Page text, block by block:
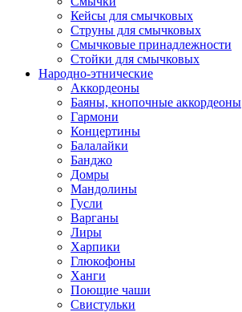
Кейсы для смычковых
Струны для смычковых
Смычковые принадлежности
Стойки для смычковых
Народно-этнические
Аккордеоны
Баяны, кнопочные аккордеоны
Гармони
Концертины
Балалайки
Банджо
Домры
Мандолины
Гусли
Варганы
Лиры
Харпики
Глюкофоны
Ханги
Поющие чаши
Свистульки